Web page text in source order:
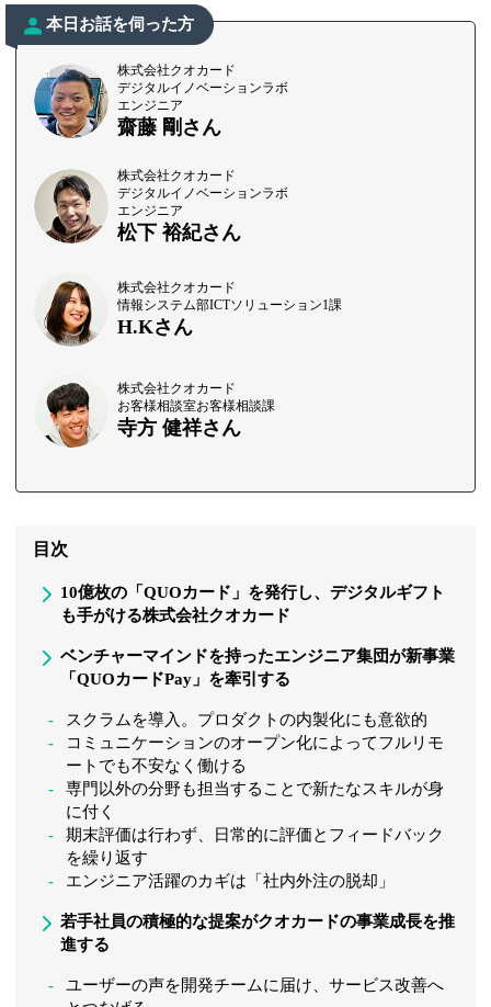
本日お話を伺った方
株式会社クオカード
デジタルイノベーションラボ
エンジニア
齋藤 剛さん
株式会社クオカード
デジタルイノベーションラボ
エンジニア
松下 裕紀さん
株式会社クオカード
情報システム部ICTソリューション1課
H.Kさん
株式会社クオカード
お客様相談室お客様相談課
寺方 健祥さん
目次
10億枚の「QUOカード」を発行し、デジタルギフト
も手がける株式会社クオカード
ベンチャーマインドを持ったエンジニア集団が新事業
「QUOカードPay」を牽引する
スクラムを導入。プロダクトの内製化にも意欲的
コミュニケーションのオープン化によってフルリモ
ートでも不安なく働ける
専門以外の分野も担当することで新たなスキルが身
に付く
期末評価は行わず、日常的に評価とフィードバック
を繰り返す
エンジニア活躍のカギは「社内外注の脱却」
若手社員の積極的な提案がクオカードの事業成長を推
進する
ユーザーの声を開発チームに届け、サービス改善へ